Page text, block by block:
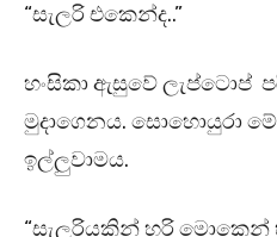
“සැලරි එකෙන්ද..”
හංසිකා ඇසුවේ ලැප්ටොප්
මුදාගෙනය. සොහොයුරා
ඉල්ලුවාමය.
“සැලරියකින් හරි මොකෙන්